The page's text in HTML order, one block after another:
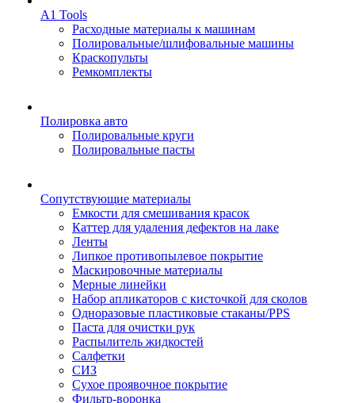
A1 Tools
Расходные материалы к машинам
Полировальные/шлифовальные машины
Краскопульты
Ремкомплекты
Полировка авто
Полировальные круги
Полировальные пасты
Сопутствующие материалы
Емкости для смешивания красок
Каттер для удаления дефектов на лаке
Ленты
Липкое противопылевое покрытие
Маскировочные материалы
Мерные линейки
Набор апликаторов с кисточкой для сколов
Одноразовые пластиковые стаканы/PPS
Паста для очистки рук
Распылитель жидкостей
Салфетки
СИЗ
Сухое проявочное покрытие
Фильтр-воронка